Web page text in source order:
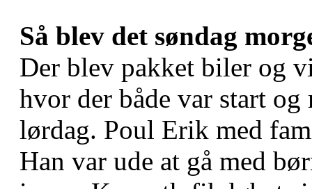
Så blev det søndag
Der blev pakket biler og
hvor der både var start og
lørdag. Poul Erik med
Han var ude at gå med